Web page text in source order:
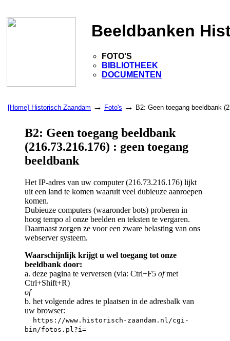
Beeldbanken
FOTO'S
BIBLIOTHEEK
DOCUMENTEN
[Home] Historisch Zaandam → Foto's → B2: Geen toegang beeldbank
B2: Geen toegang beeldbank
(216.73.216.176) : geen toegang
beeldbank
Het IP-adres van uw computer (216.73.216.176) lijkt
uit een land te komen waaruit veel dubieuze aanroepen
komen.
Dubieuze computers (waaronder bots) proberen in
hoog tempo al onze beelden en teksten te vergaren.
Daarnaast zorgen ze voor een zware belasting van ons
webserver systeem.
Waarschijnlijk krijgt u wel toegang tot onze
beeldbank door:
a. deze pagina te verversen (via: Ctrl+F5 ofmet
Ctrl+Shift+R)
of
b. het volgende adres te plaatsen in de adresbalk van
uw browser:
https://www.historisch-zaandam.nl/cgi-
bin/fotos.pl?i=